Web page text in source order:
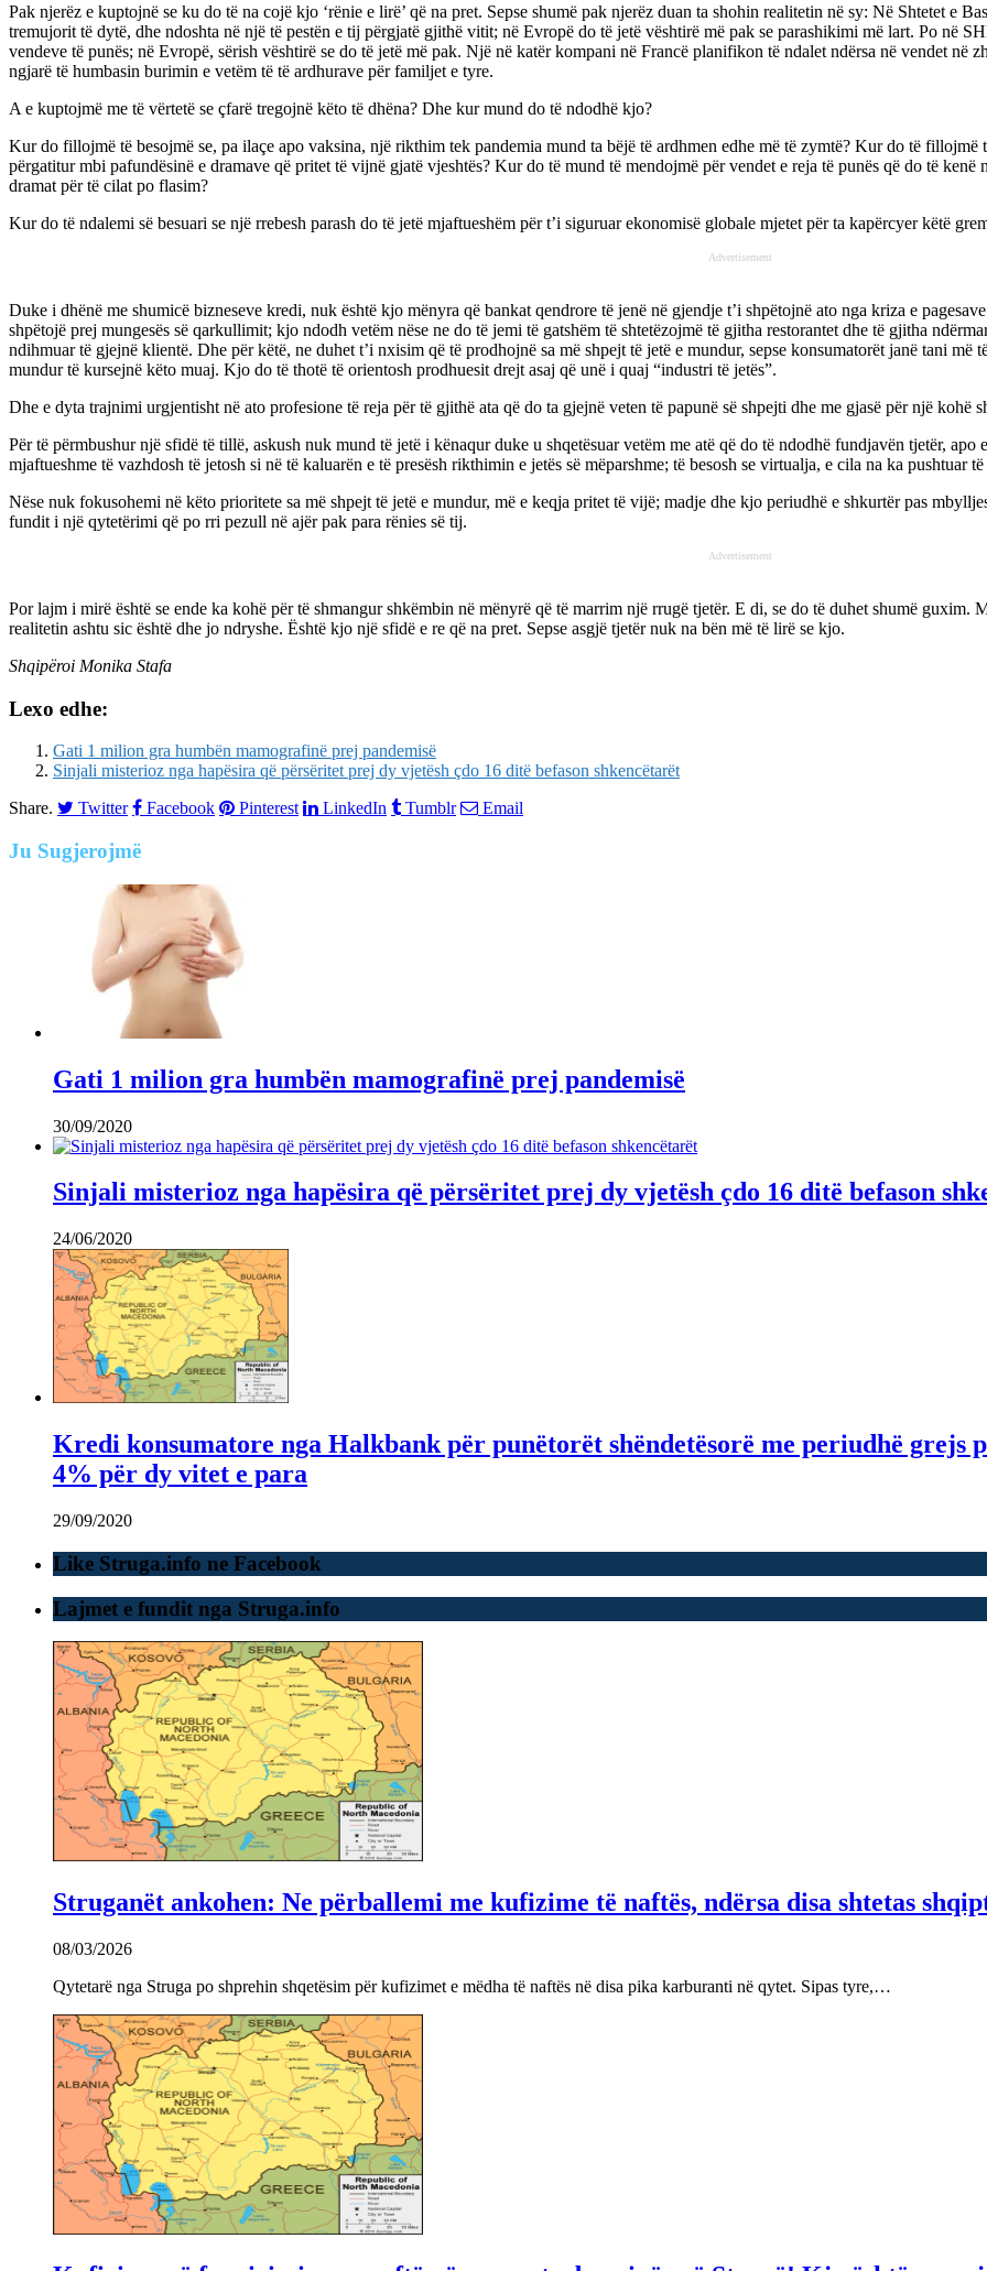
Pak njerëz e kuptojnë se ku do të na cojë kjo ‘rënie e lirë’ që na pret. Sepse shumë pak njerëz duan ta shohin realitetin në sy: Në Shtetet e
tremujorit të dytë, dhe ndoshta në një të pestën e tij përgjatë gjithë vitit; në Evropë do të jetë vështirë më pak se parashikimi më lart. Po në
vendeve të punës; në Evropë, sërish vështirë se do të jetë më pak. Një në katër kompani në Francë planifikon të ndalet ndërsa në vendet
ngjarë të humbasin burimin e vetëm të të ardhurave për familjet e tyre.
A e kuptojmë me të vërtetë se çfarë tregojnë këto të dhëna? Dhe kur mund do të ndodhë kjo?
Kur do fillojmë të besojmë se, pa ilaçe apo vaksina, një rikthim tek pandemia mund ta bëjë të ardhmen edhe më të zymtë? Kur do të
përgatitur mbi pafundësinë e dramave që pritet të vijnë gjatë vjeshtës? Kur do të mund të mendojmë për vendet e reja të punës që do të
dramat për të cilat po flasim?
Kur do të ndalemi së besuari se një rrebesh parash do të jetë mjaftueshëm për t’i siguruar ekonomisë globale mjetet për ta kapërcyer këtë
Advertisement
Duke i dhënë me shumicë bizneseve kredi, nuk është kjo mënyra që bankat qendrore të jenë në gjendje t’i shpëtojnë ato nga kriza e
shpëtojë prej mungesës së qarkullimit; kjo ndodh vetëm nëse ne do të jemi të gatshëm të shtetëzojmë të gjitha restorantet dhe të gjitha
ndihmuar të gjejnë klientë. Dhe për këtë, ne duhet t’i nxisim që të prodhojnë sa më shpejt të jetë e mundur, sepse konsumatorët janë tani më
mundur të kursejnë këto muaj. Kjo do të thotë të orientosh prodhuesit drejt asaj që unë i quaj “industri të jetës”.
Dhe e dyta trajnimi urgjentisht në ato profesione të reja për të gjithë ata që do ta gjejnë veten të papunë së shpejti dhe me gjasë për një kohë
Për të përmbushur një sfidë të tillë, askush nuk mund të jetë i kënaqur duke u shqetësuar vetëm me atë që do të ndodhë fundjavën tjetër, apo
mjaftueshme të vazhdosh të jetosh si në të kaluarën e të presësh rikthimin e jetës së mëparshme; të besosh se virtualja, e cila na ka pushtuar
Nëse nuk fokusohemi në këto prioritete sa më shpejt të jetë e mundur, më e keqja pritet të vijë; madje dhe kjo periudhë e shkurtër pas
fundit i një qytetërimi që po rri pezull në ajër pak para rënies së tij.
Advertisement
Por lajm i mirë është se ende ka kohë për të shmangur shkëmbin në mënyrë që të marrim një rrugë tjetër. E di, se do të duhet shumë guxim.
realitetin ashtu sic është dhe jo ndryshe. Është kjo një sfidë e re që na pret. Sepse asgjë tjetër nuk na bën më të lirë se kjo.
Shqipëroi Monika Stafa
Lexo edhe:
Gati 1 milion gra humbën mamografinë prej pandemisë
Sinjali misterioz nga hapësira që përsëritet prej dy vjetësh çdo 16 ditë befason shkencëtarët
Share.
Twitter Facebook Pinterest LinkedIn Tumblr Email
Ju Sugjerojmë
Gati 1 milion gra humbën mamografinë prej pandemisë
30/09/2020
Sinjali misterioz nga hapësira që përsëritet prej dy vjetësh çdo 16 ditë befason
24/06/2020
Kredi konsumatore nga Halkbank për punëtorët shëndetësorë me periudhë grejs
4% për dy vitet e para
29/09/2020
Like Struga.info ne Facebook
Lajmet e fundit nga Struga.info
Struganët ankohen: Ne përballemi me kufizime të naftës, ndërsa disa shtetas
08/03/2026
Qytetarë nga Struga po shprehin shqetësim për kufizimet e mëdha të naftës në disa pika karburanti në qytet. Sipas tyre,…